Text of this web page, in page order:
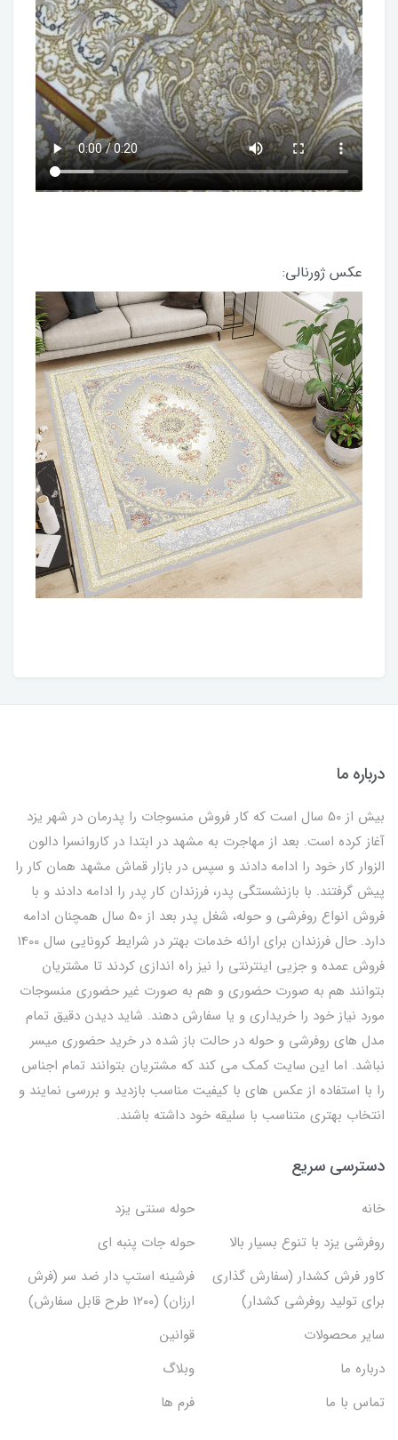
عکس ژورنالی:
درباره ما
بیش از 50 سال است که کار فروش منسوجات را پدرمان در شهر یزد
آغاز کرده است. بعد از مهاجرت به مشهد در ابتدا در کاروانسرا دالون
الزوار کار خود را ادامه دادند و سپس در بازار قماش مشهد همان کار را
پیش گرفتند. با بازنشستگی پدر، فرزندان کار پدر را ادامه دادند و با
فروش انواع روفرشی و حوله، شغل پدر بعد از 50 سال همچنان ادامه
دارد. حال فرزندان برای ارائه خدمات بهتر در شرایط کرونایی سال 1400
فروش عمده و جزیی اینترنتی را نیز راه اندازی کردند تا مشتریان
بتوانند هم به صورت حضوری و هم به صورت غیر حضوری منسوجات
مورد نیاز خود را خریداری و یا سفارش دهند. شاید دیدن دقیق تمام
مدل های روفرشی و حوله در حالت باز شده در خرید حضوری میسر
نباشد. اما این سایت کمک می کند که مشتریان بتوانند تمام اجناس
را با استفاده از عکس های با کیفیت مناسب بازدید و بررسی نمایند و
انتخاب بهتری متناسب با سلیقه خود داشته باشند.
دسترسی سریع
خانه
حوله سنتی یزد
روفرشی یزد با تنوع بسیار بالا
حوله جات پنبه ای
کاور فرش کشدار (سفارش گذاری
برای تولید روفرشی کشدار)
فرشینه استپ دار ضد سر (فرش
ارزان) (۱۲۰۰ طرح قابل سفارش)
سایر محصولات
قوانین
درباره ما
وبلاگ
تماس با ما
فرم ها